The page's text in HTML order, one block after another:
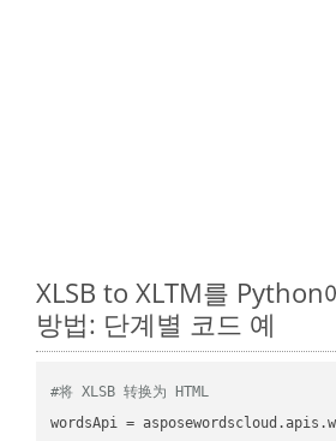
XLSB to XLTM를 Python
방법: 단계별 코드 예
#将 XLSB 转换为 HTML
wordsApi =